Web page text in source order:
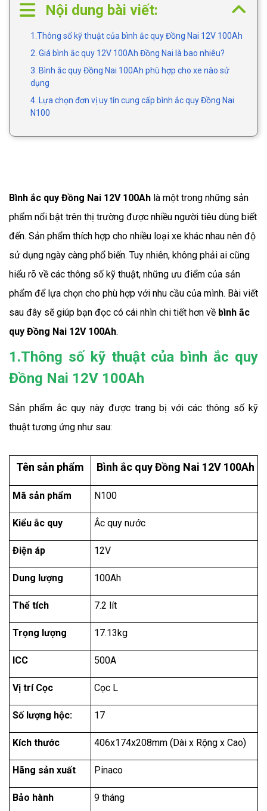
Nội dung bài viết:
1.Thông số kỹ thuật của bình ắc quy Đồng Nai 12V 100Ah
2. Giá bình ắc quy 12V 100Ah Đồng Nai là bao nhiêu?
3. Bình ắc quy Đồng Nai 100Ah phù hợp cho xe nào sử
dụng
4. Lựa chọn đơn vị uy tín cung cấp bình ắc quy Đồng Nai
N100
Bình ắc quy Đồng Nai 12V 100Ah là một trong những sản
phẩm nổi bật trên thị trường được nhiều người tiêu dùng biết
đến. Sản phẩm thích hợp cho nhiều loại xe khác nhau nên độ
sử dụng ngày càng phổ biến. Tuy nhiên, không phải ai cũng
hiểu rõ về các thông số kỹ thuật, những ưu điểm của sản
phẩm để lựa chọn cho phù hợp với nhu cầu của mình. Bài viết
sau đây sẽ giúp bạn đọc có cái nhìn chi tiết hơn về bình ắc
quy Đồng Nai 12V 100Ah.
1.Thông số kỹ thuật của bình ắc quy
Đồng Nai 12V 100Ah
Sản phẩm ắc quy này được trang bị với các thông số kỹ
thuật tương ứng như sau:
Tên sản phẩm Bình ắc quy Đồng Nai 12V 100Ah
Mã sản phẩm N100
Kiểu ắc quy Ắc quy nước
Điện áp 12V
Dung lượng 100Ah
Thể tích 7.2 lít
Trọng lượng 17.13kg
ICC 500A
Vị trí Cọc Cọc L
Số lượng hộc: 17
Kích thước 406x174x208mm (Dài x Rộng x Cao)
Hãng sản xuất Pinaco
Bảo hành 9 tháng